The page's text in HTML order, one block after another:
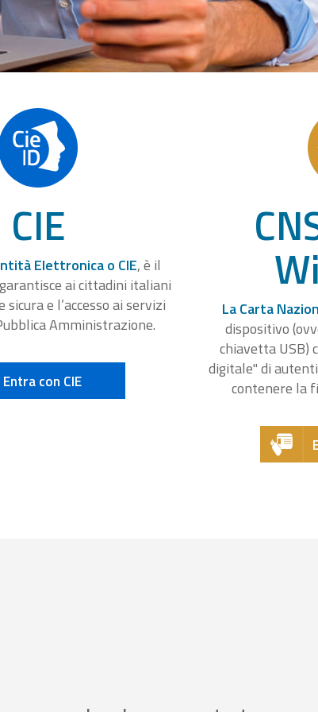
CIE
Elettronica o CIE, è il
ai cittadini italiani
sicura e l’accesso ai servizi
Amministrazione.
Entra con CIE
La Carta
dispositivo
chiavetta USB)
digitale" di
contenere la